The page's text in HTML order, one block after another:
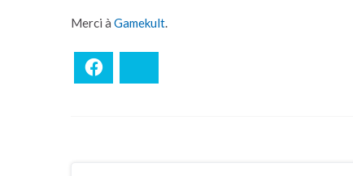
Merci à Gamekult